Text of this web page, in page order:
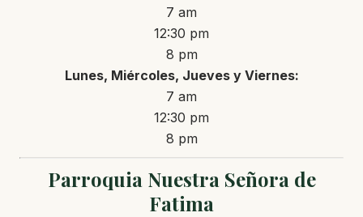
7 am
12:30 pm
8 pm
Lunes, Miércoles, Jueves y Viernes:
7 am
12:30 pm
8 pm
Parroquia Nuestra Señora de
Fatima